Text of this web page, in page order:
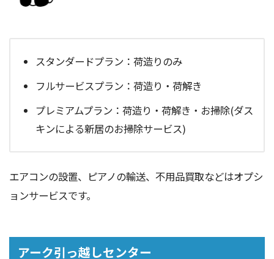
スタンダードプラン：荷造りのみ
フルサービスプラン：荷造り・荷解き
プレミアムプラン：荷造り・荷解き・お掃除(ダス
キンによる新居のお掃除サービス)
エアコンの設置、ピアノの輸送、不用品買取などはオプシ
ョンサービスです。
アーク引っ越しセンター